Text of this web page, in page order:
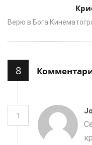
Верю в Бога
8
1